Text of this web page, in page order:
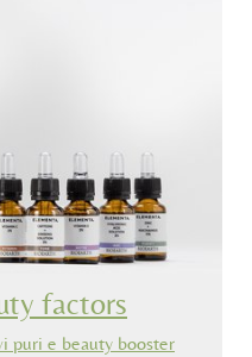
factors
puri e beauty booster